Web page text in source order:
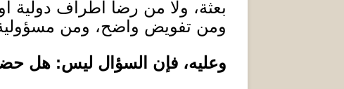
بعثة، ولا من رضا أطراف دولية أو
ومن تفويض واضح، ومن
وعليه، فإن السؤال ليس: هل